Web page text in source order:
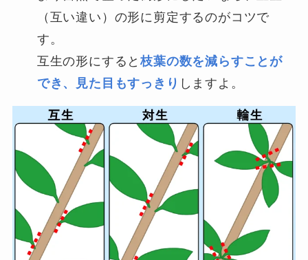
（互い違い）の形に剪定するのがコツで
す。
互生の形にすると枝葉の数を減らすことが
でき、見た目もすっきり しますよ。